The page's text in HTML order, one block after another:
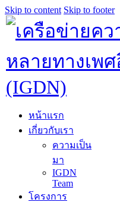
Skip to content Skip to footer
หน้าแรก
เกี่ยวกับเรา
ความเป็น
มา
IGDN
Team
โครงการ